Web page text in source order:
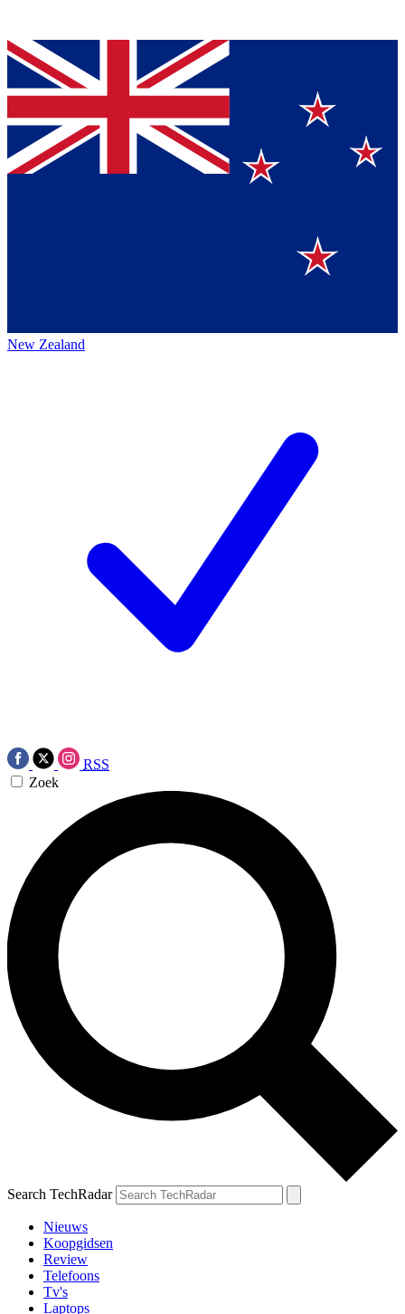
New Zealand
RSS
Zoek
Search TechRadar
Nieuws
Koopgidsen
Review
Telefoons
Tv's
Laptops